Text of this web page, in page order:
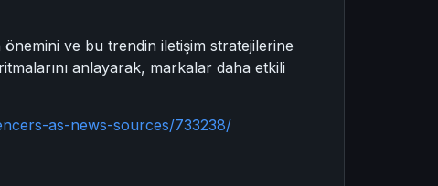
ve bu trendin iletişim stratejilerine
anlayarak, markalar daha etkili
as-news-sources/733238/